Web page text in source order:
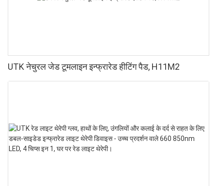
UTK नेचुरल जेड टूमलाइन इन्फ्रारेड हीटिंग पैड, H11M2